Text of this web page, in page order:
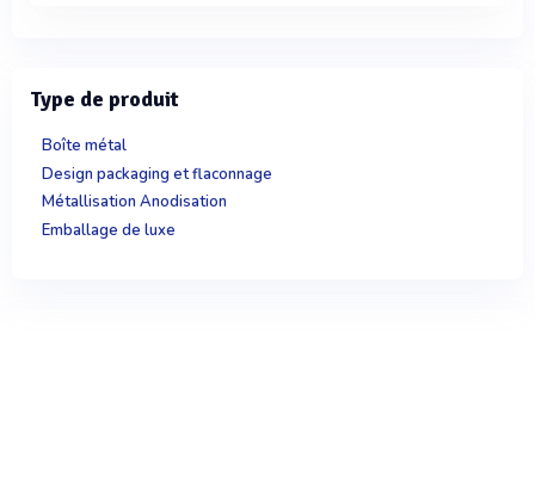
Type de produit
Boîte métal
Design packaging et flaconnage
Métallisation Anodisation
Emballage de luxe